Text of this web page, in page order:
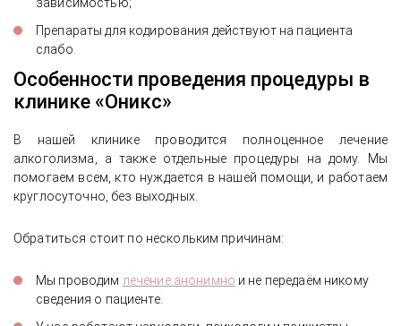
Препараты для кодирования действуют на пациента
слабо.
Особенности проведения процедуры в
клинике «Оникс»
В нашей клинике проводится полноценное лечение
алкоголизма, а также отдельные процедуры на дому. Мы
помогаем всем, кто нуждается в нашей помощи, и работаем
круглосуточно, без выходных.
Обратиться стоит по нескольким причинам:
Мы проводим лечение анонимно и не передаём никому
сведения о пациенте.